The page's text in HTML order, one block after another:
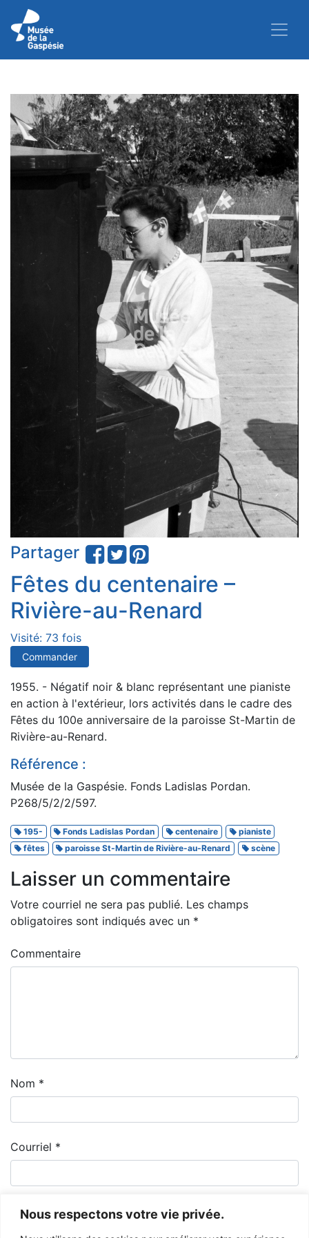
Nous respectons votre vie privée.
Partager
Fêtes du centenaire –
Rivière-au-Renard
Visité: 73 fois
Commander
1955. - Négatif noir & blanc représentant une pianiste
en action à l'extérieur, lors activités dans le cadre des
Fêtes du 100e anniversaire de la paroisse St-Martin de
Rivière-au-Renard.
Référence :
Musée de la Gaspésie. Fonds Ladislas Pordan.
P268/5/2/2/597.
195- Fonds Ladislas Pordan centenaire
pianiste
fêtes
paroisse St-Martin de Rivière-au-Renard scène
Laisser un commentaire
Votre courriel ne sera pas publié. Les champs
obligatoires sont indiqués avec un *
Commentaire
Nom *
Courriel *